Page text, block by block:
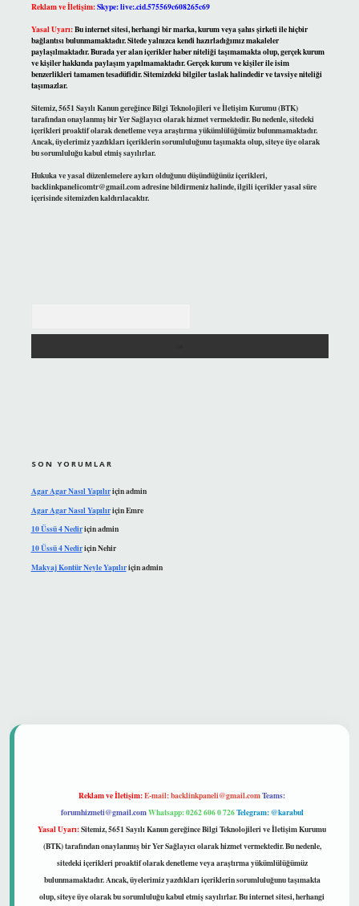
Reklam ve İletişim:Skype: live:.cid.575569c608265c69
Yasal Uyarı:Bu internet sitesi, herhangi bir marka, kurum veya şahıs şirketi ile hiçbir
bağlantısı bulunmamaktadır. Sitede yalnızca kendi hazırladığımız makaleler
paylaşılmaktadır. Burada yer alan içerikler haber niteliği taşımamakta olup, gerçek kurum
ve kişiler hakkında paylaşım yapılmamaktadır. Gerçek kurum ve kişiler ile isim
benzerlikleri tamamen tesadüfidir. Sitemizdeki bilgiler taslak halindedir ve tavsiye niteliği
taşımazlar.
Sitemiz, 5651 Sayılı Kanun gereğince Bilgi Teknolojileri ve İletişim Kurumu (BTK)
tarafından onaylanmış bir Yer Sağlayıcı olarak hizmet vermektedir. Bu nedenle, sitedeki
içerikleri proaktif olarak denetleme veya araştırma yükümlülüğümüz bulunmamaktadır.
Ancak, üyelerimiz yazdıkları içeriklerin sorumluluğunu taşımakta olup, siteye üye olarak
bu sorumluluğu kabul etmiş sayılırlar.
Hukuka ve yasal düzenlemelere aykırı olduğunu düşündüğünüz içerikleri,
backlinkpanelicomtr@gmail.comadresine bildirmeniz halinde, ilgili içerikler yasal süre
içerisinde sitemizden kaldırılacaktır.
SON YORUMLAR
Agar Agar Nasıl Yapılıriçinadmin
Agar Agar Nasıl YapılıriçinEmre
10 Üssü 4 Nediriçinadmin
10 Üssü 4 NediriçinNehir
Makyaj Kontür Neyle Yapılıriçinadmin
Reklam ve İletişim:E-mail:backlinkpaneli@gmail.comTeams:
forumhizmeti@gmail.comWhatsapp: 0262 606 0 726Telegram: @karabul
Yasal Uyarı:Sitemiz, 5651 Sayılı Kanun gereğince Bilgi Teknolojileri ve İletişim Kurumu
(BTK) tarafından onaylanmış bir Yer Sağlayıcı olarak hizmet vermektedir. Bu nedenle,
sitedeki içerikleri proaktif olarak denetleme veya araştırma yükümlülüğümüz
bulunmamaktadır. Ancak, üyelerimiz yazdıkları içeriklerin sorumluluğunu taşımakta
olup, siteye üye olarak bu sorumluluğu kabul etmiş sayılırlar. Bu internet sitesi, herhangi